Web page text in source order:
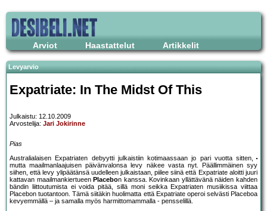
Arviot Haastattelut Artikkelit
Levyarvio
Expatriate: In The Midst Of This
Julkaistu: 12.10.2009
Arvostelija: Jari Jokirinne
Pias
Australialaisen Expatriaten debyytti julkaistiin kotimaassaan jo pari vuotta sitten,
mutta maailmanlaajuisen päivänvalonsa levy näkee vasta nyt. Päällimmäinen syy
siihen, että levy ylipäätänsä uudelleen julkaistaan, piilee siinä että Expatriate aloitti juuri
kattavan maailmankiertueen Placebon kanssa. Kovinkaan yllättävänä näiden kahden
bändin liittoutumista ei voida pitää, sillä moni seikka Expatriaten musiikissa viittaa
Placebon tuotantoon. Tämä siitäkin huolimatta että Expatriate operoi selvästi Placeboa
kevyemmällä – ja samalla myös harmittomammalla - pensselillä.